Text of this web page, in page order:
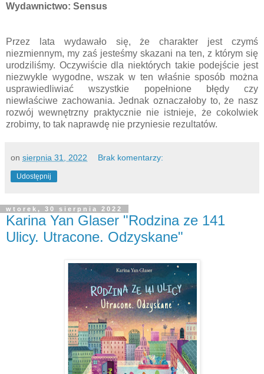
Wydawnictwo: Sensus
Przez lata wydawało się, że charakter jest czymś
niezmiennym, my zaś jesteśmy skazani na ten, z którym się
urodziliśmy. Oczywiście dla niektórych takie podejście jest
niezwykle wygodne, wszak w ten właśnie sposób można
usprawiedliwiać wszystkie popełnione błędy czy
niewłaściwe zachowania. Jednak oznaczałoby to, że nasz
rozwój wewnętrzny praktycznie nie istnieje, że cokolwiek
zrobimy, to tak naprawdę nie przyniesie rezultatów.
on sierpnia 31, 2022 Brak komentarzy:
Udostępnij
wtorek, 30 sierpnia 2022
Karina Yan Glaser "Rodzina ze 141
Ulicy. Utracone. Odzyskane"